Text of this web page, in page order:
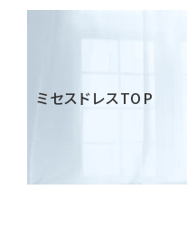
ミセスドレスTOP